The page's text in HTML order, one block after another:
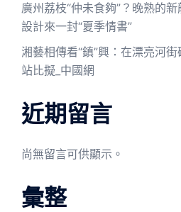
廣州荔枝“仲未食夠”？晚熟的
設計來一封“夏季情書”
湘藝相傳看“鎮”興：在漂亮河
站比擬_中國網
近期留言
尚無留言可供顯示。
彙整